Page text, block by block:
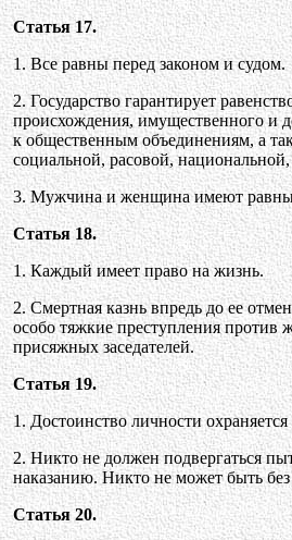
Статья 17.
1. Все равны перед законом и судом.
2. Государство гарантирует
происхождения, имущественного и
к общественным объединениям, а
социальной, расовой,
3. Мужчина и женщина имеют
Статья 18.
1. Каждый имеет право на жизнь.
2. Смертная казнь впредь до ее
особо тяжкие преступления против
присяжных заседателей.
Статья 19.
1. Достоинство личности
2. Никто не должен подвергаться
наказанию. Никто не может быть
Статья 20.